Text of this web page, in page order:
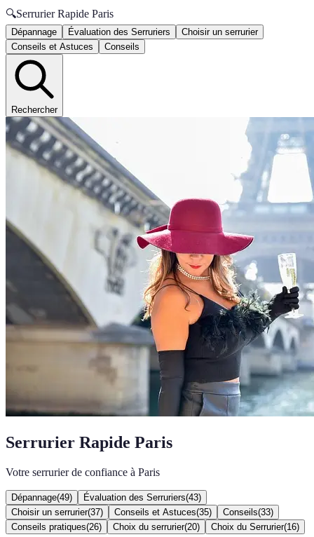
🔍Serrurier Rapide Paris
Dépannage Évaluation des Serruriers
Choisir un serrurier
Conseils et Astuces
Conseils
Rechercher
Serrurier Rapide Paris
Votre serrurier de confiance à Paris
Dépannage(49) Évaluation des Serruriers(43)
Choisir un serrurier(37) Conseils et Astuces(35) Conseils(33)
Conseils pratiques(26) Choix du serrurier(20) Choix du Serrurier(16)